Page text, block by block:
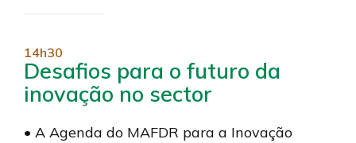
14h30
Desafios para o futuro da
inovação no sector
• A Agenda do MAFDR para a Inovação